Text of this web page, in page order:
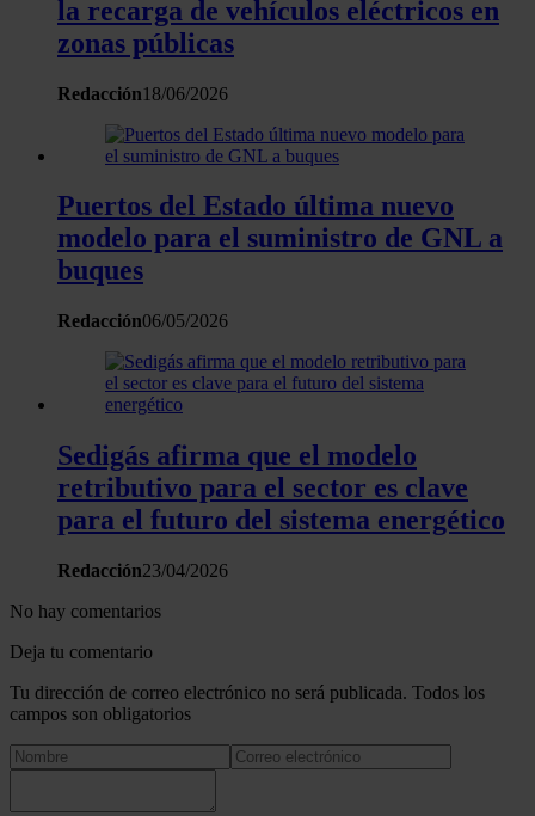
sociales y analizar el tráfico. Además, compartimos
información sobre el uso que haga del sitio web con
nuestros partners de redes sociales, publicidad y análisis
que les haya proporcionado o que hayan recopilado a
partir del uso que haya hecho de sus servicios.
la recarga de vehículos eléctricos en
zonas públicas
Redacción18/06/2026
Puertos del Estado última nuevo
modelo para el suministro de GNL a
buques
Redacción06/05/2026
Sedigás afirma que el modelo
retributivo para el sector es clave
para el futuro del sistema energético
Redacción23/04/2026
No hay comentarios
Deja tu comentario
Tu dirección de correo electrónico no será publicada. Todos los
campos son obligatorios